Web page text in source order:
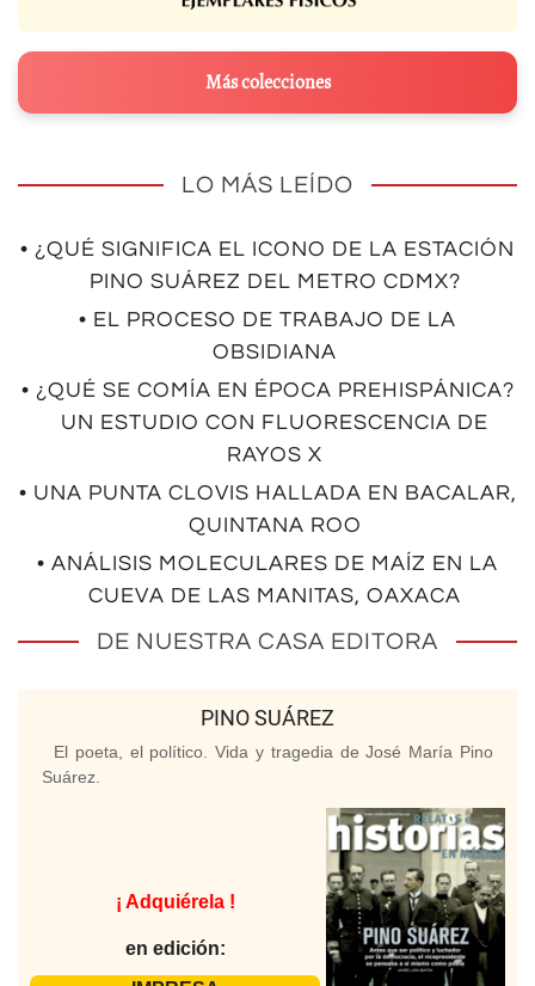
Más colecciones
LO MÁS LEÍDO
• ¿QUÉ SIGNIFICA EL ICONO DE LA ESTACIÓN
PINO SUÁREZ DEL METRO CDMX?
• EL PROCESO DE TRABAJO DE LA
OBSIDIANA
• ¿QUÉ SE COMÍA EN ÉPOCA PREHISPÁNICA?
UN ESTUDIO CON FLUORESCENCIA DE
RAYOS X
• UNA PUNTA CLOVIS HALLADA EN BACALAR,
QUINTANA ROO
• ANÁLISIS MOLECULARES DE MAÍZ EN LA
CUEVA DE LAS MANITAS, OAXACA
DE NUESTRA CASA EDITORA
PINO SUÁREZ
El poeta, el político. Vida y tragedia de José María Pino
Suárez.
¡ Adquiérela !
en edición: